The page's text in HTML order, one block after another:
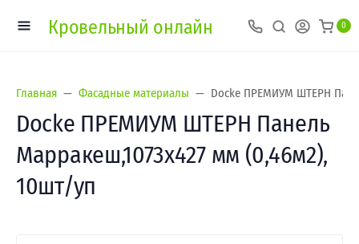
Кровельный онлайн 0
Главная Фасадные материалы Docke ПРЕМИУМ ШТЕРН
Docke ПРЕМИУМ ШТЕРН Панель
Марракеш,1073х427 мм (0,46м2),
10шт/уп